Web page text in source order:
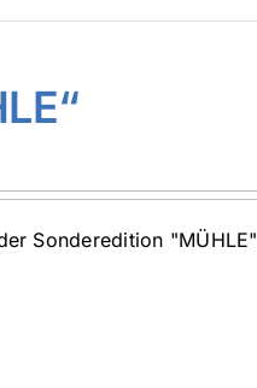
Sonderedition "MÜHLE"